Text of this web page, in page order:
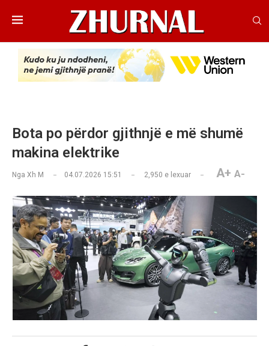
Bota po përdor gjithnjë e më shumë
makina elektrike
Nga Xh M 04.07.2026 15:51 2,950 e lexuar A+ A-